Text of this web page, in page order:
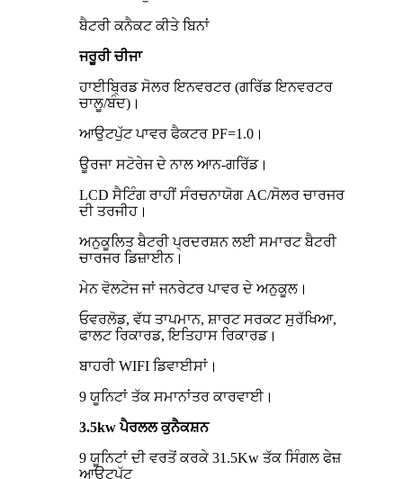
ਬੈਟਰੀ ਕਨੈਕਟ ਕੀਤੇ ਬਿਨਾਂ
ਜਰੂਰੀ ਚੀਜਾ
ਹਾਈਬ੍ਰਿਡ ਸੋਲਰ ਇਨਵਰਟਰ (ਗਰਿੱਡ ਇਨਵਰਟਰ
ਚਾਲੂ/ਬੰਦ)।
ਆਉਟਪੁੱਟ ਪਾਵਰ ਫੈਕਟਰ PF=1.0।
ਊਰਜਾ ਸਟੋਰੇਜ ਦੇ ਨਾਲ ਆਨ-ਗਰਿੱਡ।
LCD ਸੈਟਿੰਗ ਰਾਹੀਂ ਸੰਰਚਨਾਯੋਗ AC/ਸੋਲਰ ਚਾਰਜਰ
ਦੀ ਤਰਜੀਹ।
ਅਨੁਕੂਲਿਤ ਬੈਟਰੀ ਪ੍ਰਦਰਸ਼ਨ ਲਈ ਸਮਾਰਟ ਬੈਟਰੀ
ਚਾਰਜਰ ਡਿਜ਼ਾਈਨ।
ਮੇਨ ਵੋਲਟੇਜ ਜਾਂ ਜਨਰੇਟਰ ਪਾਵਰ ਦੇ ਅਨੁਕੂਲ।
ਓਵਰਲੋਡ, ਵੱਧ ਤਾਪਮਾਨ, ਸ਼ਾਰਟ ਸਰਕਟ ਸੁਰੱਖਿਆ,
ਫਾਲਟ ਰਿਕਾਰਡ, ਇਤਿਹਾਸ ਰਿਕਾਰਡ।
ਬਾਹਰੀ WIFI ਡਿਵਾਈਸਾਂ।
9 ਯੂਨਿਟਾਂ ਤੱਕ ਸਮਾਨਾਂਤਰ ਕਾਰਵਾਈ।
3.5kw ਪੈਰਲਲ ਕੁਨੈਕਸ਼ਨ
9 ਯੂਨਿਟਾਂ ਦੀ ਵਰਤੋਂ ਕਰਕੇ 31.5Kw ਤੱਕ ਸਿੰਗਲ ਫੇਜ਼
ਆਉਟਪੁੱਟ